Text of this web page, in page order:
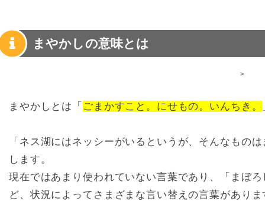
まやかしの意味とは
>
まやかしとは「 ごまかすこと。にせもの。いんちき。
「ネス湖にはネッシーがいるというが、そんなもの
します。
現在ではあまり使われていない言葉であり、「まぼ
ど、状況によってさまざまな言い替えの言葉がありま